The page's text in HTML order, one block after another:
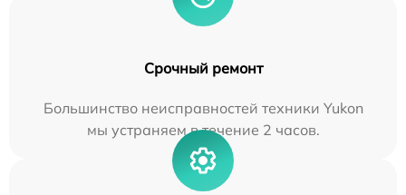
Срочный ремонт
Большинство неисправностей техники Yukon
мы устраняем в течение 2 часов.